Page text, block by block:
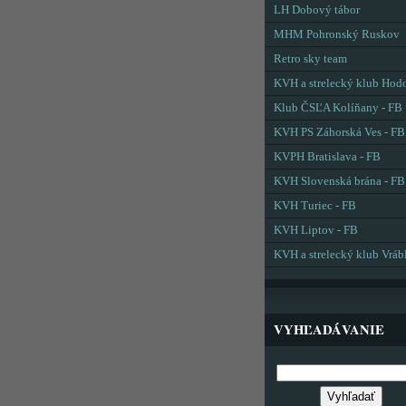
LH Dobový tábor
MHM Pohronský Ruskov
Retro sky team
KVH a strelecký klub
Klub ČSĽA Kolíňany - FB
KVH PS Záhorská Ves - FB
KVPH Bratislava - FB
KVH Slovenská brána - FB
KVH Turiec - FB
KVH Liptov - FB
KVH a strelecký klub
VYHĽADÁVANIE